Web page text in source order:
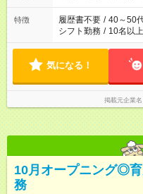
特徴 履歴書不要 / 40～50
シフト勤務 / 10名以
気になる！
掲載元企業名
10月オープニング◎
務